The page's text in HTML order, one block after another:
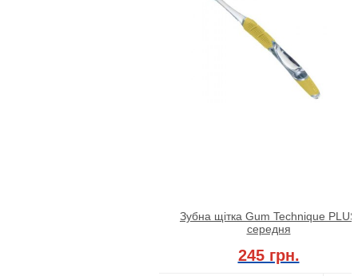
Зубна щітка Gum Technique PLUS
середня
245 грн.